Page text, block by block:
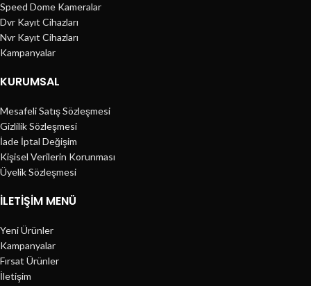
Speed Dome Kameralar
Dvr Kayıt Cihazları
Nvr Kayıt Cihazları
Kampanyalar
KURUMSAL
Mesafeli Satış Sözleşmesi
Gizlilik Sözleşmesi
İade İptal Değişim
Kişisel Verilerin Korunması
Üyelik Sözleşmesi
İLETIŞIM MENÜ
Yeni Ürünler
Kampanyalar
Fırsat Ürünler
İletişim